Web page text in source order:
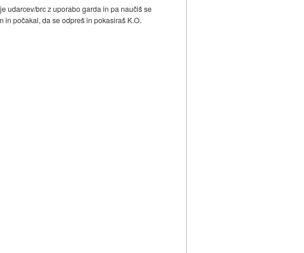
udarcev/brc z uporabo garda in pa naučiš se
in počakal, da se odpreš in pokasiraš K.O.